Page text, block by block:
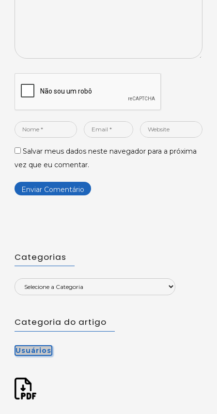
Nome
Email
Website
Salvar meus dados neste navegador para a próxima
vez que eu comentar.
Categorias
Categoria do artigo
Usuários